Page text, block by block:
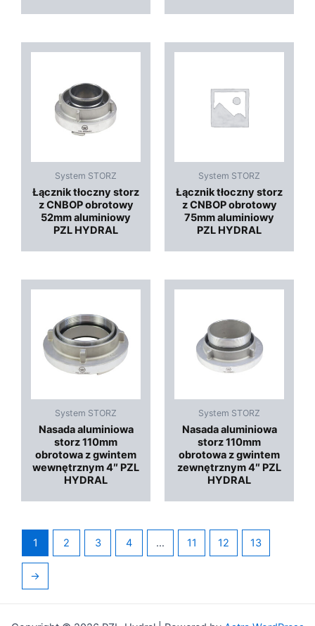
System STORZ
Łącznik tłoczny storz
z CNBOP obrotowy
52mm aluminiowy
PZL HYDRAL
System STORZ
Łącznik tłoczny storz
z CNBOP obrotowy
75mm aluminiowy
PZL HYDRAL
System STORZ
Nasada aluminiowa
storz 110mm
obrotowa z gwintem
wewnętrznym 4″ PZL
HYDRAL
System STORZ
Nasada aluminiowa
storz 110mm
obrotowa z gwintem
zewnętrznym 4″ PZL
HYDRAL
1 2 3 4 … 11 12 13
→